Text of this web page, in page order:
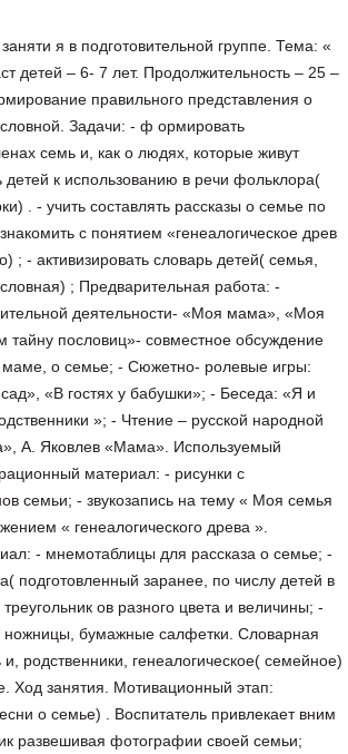
я в подготовительной группе. Тема: «
детей – 6- 7 лет. Продолжительность – 25 –
правильного представления о
Задачи: - ф ормировать
семь и, как о людях, которые живут
детей к использованию в речи фольклора(
. - учить составлять рассказы о семье по
с понятием «генеалогическое древ
; - активизировать словарь детей( семья,
; Предварительная работа: -
деятельности- «Моя мама», «Моя
тайну пословиц»- совместное обсуждение
о семье; - Сюжетно- ролевые игры:
«В гостях у бабушки»; - Беседа: «Я и
»; - Чтение – русской народной
А. Яковлев «Мама». Используемый
материал: - рисунки с
семьи; - звукозапись на тему « Моя семья
« генеалогического древа ».
- мнемотаблицы для рассказа о семье; -
подготовленный заранее, по числу детей в
ов разного цвета и величины; -
ножницы, бумажные салфетки. Словарная
родственники, генеалогическое( семейное)
Ход занятия. Мотивационный этап:
о семье) . Воспитатель привлекает вним
развешивая фотографии своей семьи;